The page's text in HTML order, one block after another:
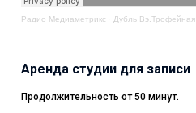
Радио Медиаметрикс ·Дубль Вэ.Трофейная
Аренда студии для записи
Продолжительность от 50 минут.